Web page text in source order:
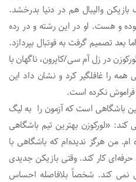
والیبال هم در دنیا بدرخشد.
و هست. او در این رشته و در رده
اما بعد تصمیم گرفت به فوتبال بپردازد.
در زل آم سی/کاپرون، ناگهان با
را غافلگیر کرد و نشان داد این
فراموش نکرده است.
و زنیت، بایر 04 سومین باشگاهی است که آزمون را به لیگ
کند: «لورکوزن بهترین تیم باشگاهی
من هرگز ندیده‌ام که باشگاهی با
حرفه‌ای کار کند. وقتی بازیکن جدیدی
کند. شخصاً بلافاصله احساس